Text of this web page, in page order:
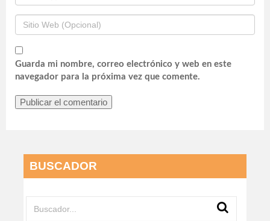
Guarda mi nombre, correo electrónico y web en este
navegador para la próxima vez que comente.
BUSCADOR